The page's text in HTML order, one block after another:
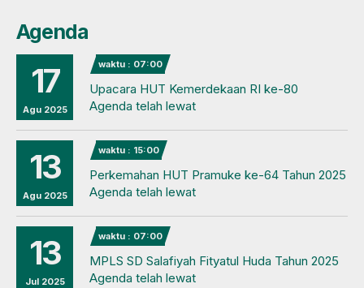
Agenda
17
Agu 2025
waktu : 07:00
Upacara HUT Kemerdekaan RI ke-80
Agenda telah lewat
13
Agu 2025
waktu : 15:00
Perkemahan HUT Pramuke ke-64 Tahun 2025
Agenda telah lewat
13
Jul 2025
waktu : 07:00
MPLS SD Salafiyah Fityatul Huda Tahun 2025
Agenda telah lewat